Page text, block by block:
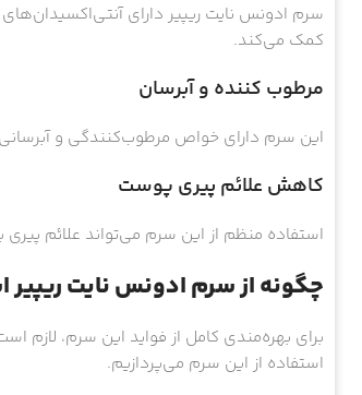
سرم ادونس نایت ریپیر دارای
کمک می‌کند.
مرطوب کننده و آبرسان
این سرم دارای خواص مرطوب‌کنندگی و
کاهش علائم پیری پوست
استفاده منظم از این سرم می‌تواند علائم
چگونه از سرم ادونس نایت ریپیر
برای بهره‌مندی کامل از فواید این سرم، لازم
استفاده از این سرم می‌پردازیم.